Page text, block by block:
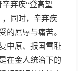
弃疾“登高望
，同时，辛弃疾
的屈辱与痛苦。
中原、报国雪耻
在金人统治下的